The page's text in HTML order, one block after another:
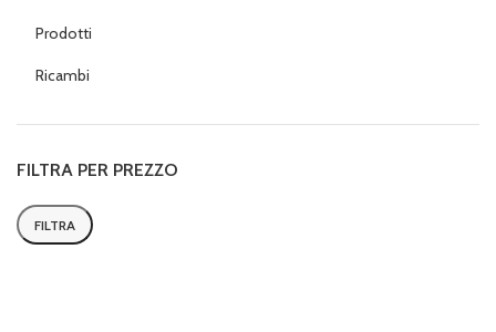
Prodotti
Ricambi
FILTRA PER PREZZO
Prezzo
Prezzo
FILTRA